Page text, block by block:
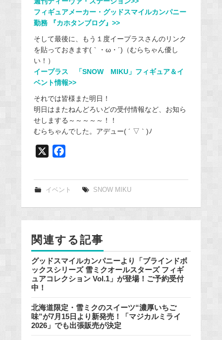
フィギュアメーカー・グッドスマイルカンパニー
勤務 『カホタンブログ』>>
そして最後に、もう１度イープラスさんのリンク
を貼っておきます(｀・ω・´)（むらちゃん優し
い！）
イープラス 「SNOW MIKU」フィギュア＆イ
ベント情報>>
それでは皆様また明日！
明日はまたねんどろいどの受付情報など、お知ら
せしまする～～～～～！！
むらちゃんでした。アデュー( ´ ▽ ` )ﾉ
e
k
イベント SNOW MIKU
関連する記事
グッドスマイルカンパニーより「ブラインドボ
ックスシリーズ 雪ミクオールスターズ フィギ
ュアコレクション Vol.1」が登場！ご予約受付
中！
北海道限定・雪ミクのスイーツ“濃厚いちご
味”が7月15日より新発売！「マジカルミライ
2026」でも出張販売が決定